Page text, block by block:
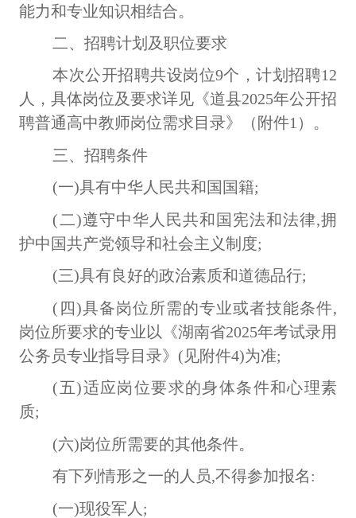
能力和专业知识相结合。
二、招聘计划及职位要求
本次公开招聘共设岗位9个，计划招聘12
人，具体岗位及要求详见《道县2025年公开招
聘普通高中教师岗位需求目录》（附件1）。
三、招聘条件
(一)具有中华人民共和国国籍;
(二)遵守中华人民共和国宪法和法律,拥
护中国共产党领导和社会主义制度;
(三)具有良好的政治素质和道德品行;
(四)具备岗位所需的专业或者技能条件,
岗位所要求的专业以《湖南省2025年考试录用
公务员专业指导目录》(见附件4)为准;
(五)适应岗位要求的身体条件和心理素
质;
(六)岗位所需要的其他条件。
有下列情形之一的人员,不得参加报名:
(一)现役军人;